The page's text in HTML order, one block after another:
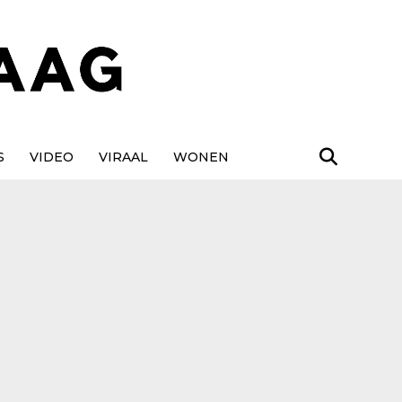
VIDEO VIRAAL WONEN